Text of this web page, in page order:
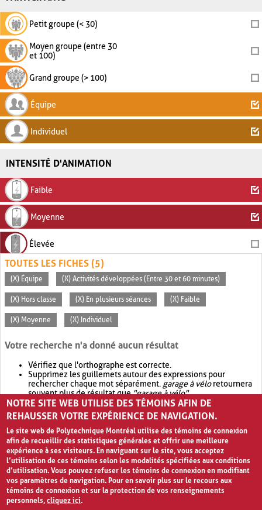
Petit groupe (< 30)
Moyen groupe (entre 30
et 100)
Grand groupe (> 100)
Équipe
Individuel
INTENSITÉ D'ANIMATION
Faible
Moyenne
Élevée
TOUTES LES FICHES (5)
(X) Équipe (X) Activités développées (Entre 30 et 60 minutes)
(X) Hors classe (X) En plusieurs séances (X) Faible
(X) Moyenne (X) Individuel
Votre recherche n'a donné aucun résultat
Vérifiez que l'orthographe est correcte.
Supprimez les guillemets autour des expressions pour
rechercher chaque mot séparément. garage à véloretournera
souvent plus de résultat que"garage à vélo".
Envisagez d'élargir votre recherche avec OR.garage OR vélo
retournera souvent plus de résultat quegarage à vélo
NOTRE SITE WEB UTILISE DES TÉMOINS AFIN DE
REHAUSSER VOTRE EXPÉRIENCE DE NAVIGATION.
Le site web de Polytechnique Montréal utilise des témoins de connexion
afin de recueillir des statistiques générales et offrir une meilleure
expérience à ses visiteurs. En naviguant sur le site, vous acceptez
l’utilisation de ces témoins selon les modalités spécifiées aux conditions
d’utilisation. Vous pouvez refuser les témoins de connexion en modifiant
vos paramètres de navigation. Pour en savoir plus sur le recours aux
témoins de connexion et sur la protection de vos renseignements
personnels,cliquez ici.